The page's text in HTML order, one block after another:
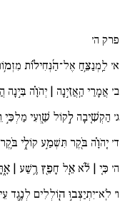
פרק ה׳
א׳ לַֽמְנַצֵּ֥חַ אֶל־הַ֜נְּחִיל֗וֹת
ב׳ אֲמָרַי הַֽאֲזִ֣ינָה | יְהֹוָ֗ה בִּ֣ינָה
ג׳ הַקְשִׁ֚יבָה לְ֣קוֹל שַׁ֖וְעִי מַלְכִּ֣י
ד׳ יְֽהֹוָ֗ה בֹּ֖קֶר תִּשְׁמַ֣ע קוֹלִ֑י
ה׳ כִּ֚י | לֹ֘א אֵ֤ל חָפֵ֖ץ רֶ֥שַׁע |
ו׳ לֹֽא־יִתְיַצְּב֣וּ הֽ֖וֹלְלִים לְנֶ֣גֶד